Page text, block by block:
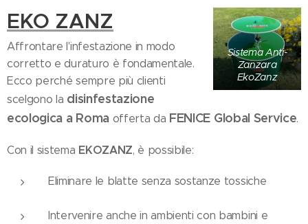
Sistema Anti-
Zanzara
EkoZanz
EKO ZANZ
Affrontare l'infestazione in modo
corretto e duraturo è fondamentale.
Ecco perché sempre più clienti
scelgono la disinfestazione
ecologica a Romaofferta da FENICE Global Service.
Con il sistema EKOZANZ, è possibile:
Eliminare le blatte senza sostanze tossiche
Intervenire anche in ambienti con bambini e